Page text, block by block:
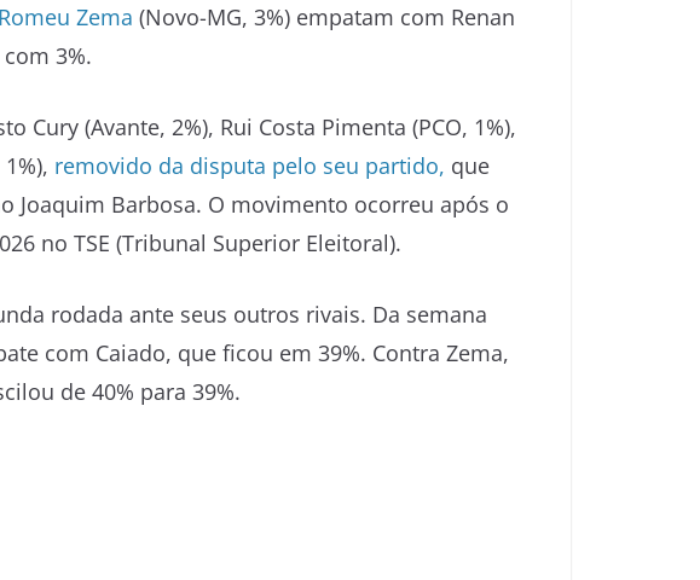
Romeu Zema (Novo-MG, 3%) empatam com Renan
3%.
(Avante, 2%), Rui Costa Pimenta (PCO, 1%),
removido da disputa pelo seu partido, que
Joaquim Barbosa. O movimento ocorreu após o
no TSE (Tribunal Superior Eleitoral).
rodada ante seus outros rivais. Da semana
com Caiado, que ficou em 39%. Contra Zema,
de 40% para 39%.